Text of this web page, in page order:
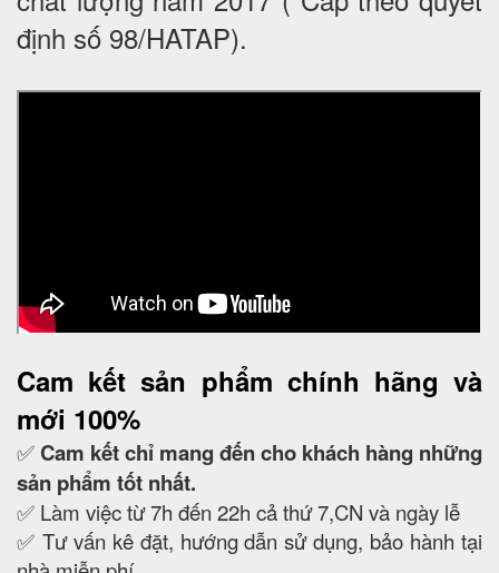
định số 98/HATAP).
Cam kết sản phẩm chính hãng và
mới 100%
✅ Cam kếtchỉ mang đến cho khách hàng những
sản phẩm tốt nhất.
✅ Làm việc từ 7h đến 22h cả thứ 7,CN và ngày lễ
✅ Tư vấn kê đặt, hướng dẫn sử dụng, bảo hành tại